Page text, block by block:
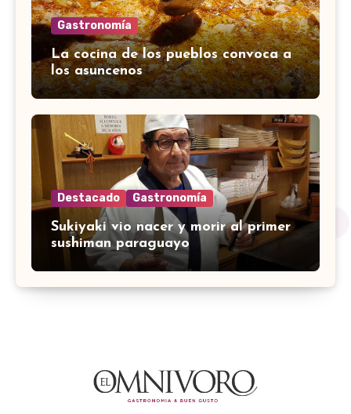
Gastronomía
La cocina de los pueblos convoca a
los asuncenos
Destacado Gastronomía
Sukiyaki vio nacer y morir al primer
sushiman paraguayo